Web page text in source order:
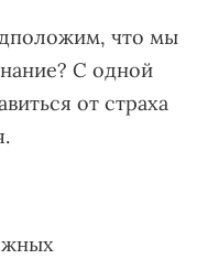
что мы
С одной
от страха